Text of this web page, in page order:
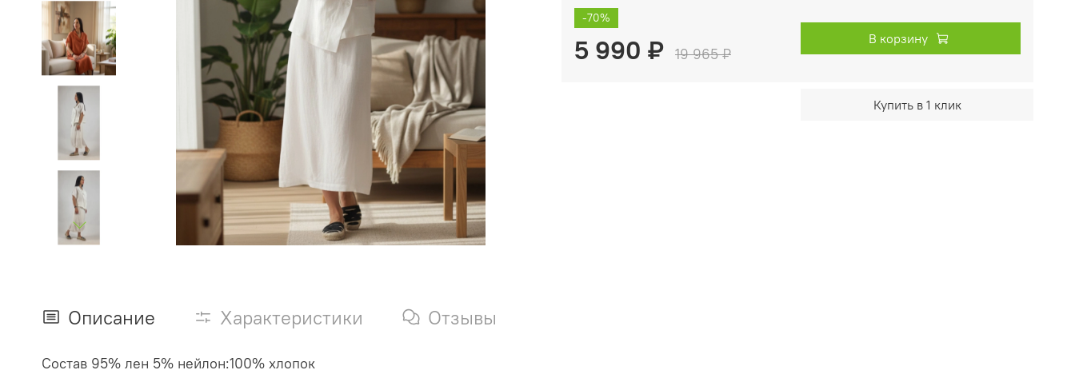
-70%
5 990 ₽ 19 965 ₽
В корзину
Купить в 1 клик
Описание Характеристики Отзывы
Состав 95% лен 5% нейлон:100% хлопок